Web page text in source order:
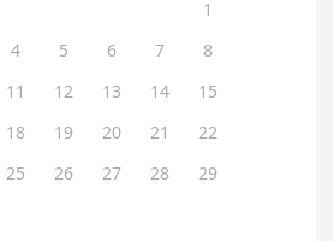
1
4 5 6 7
8
11 12 13 14
15
18 19 20 21
22
25 26 27 28 29